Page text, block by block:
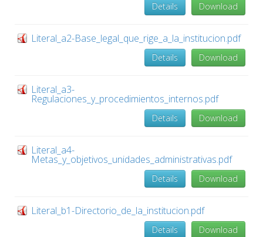
Download
Details
Literal_a2-Base_legal_que_rige_a_la_institucion.pdf
Download
Details
Literal_a3-
Regulaciones_y_procedimientos_internos.pdf
Download
Details
Literal_a4-
Metas_y_objetivos_unidades_administrativas.pdf
Download
Details
Literal_b1-Directorio_de_la_institucion.pdf
Download
Details